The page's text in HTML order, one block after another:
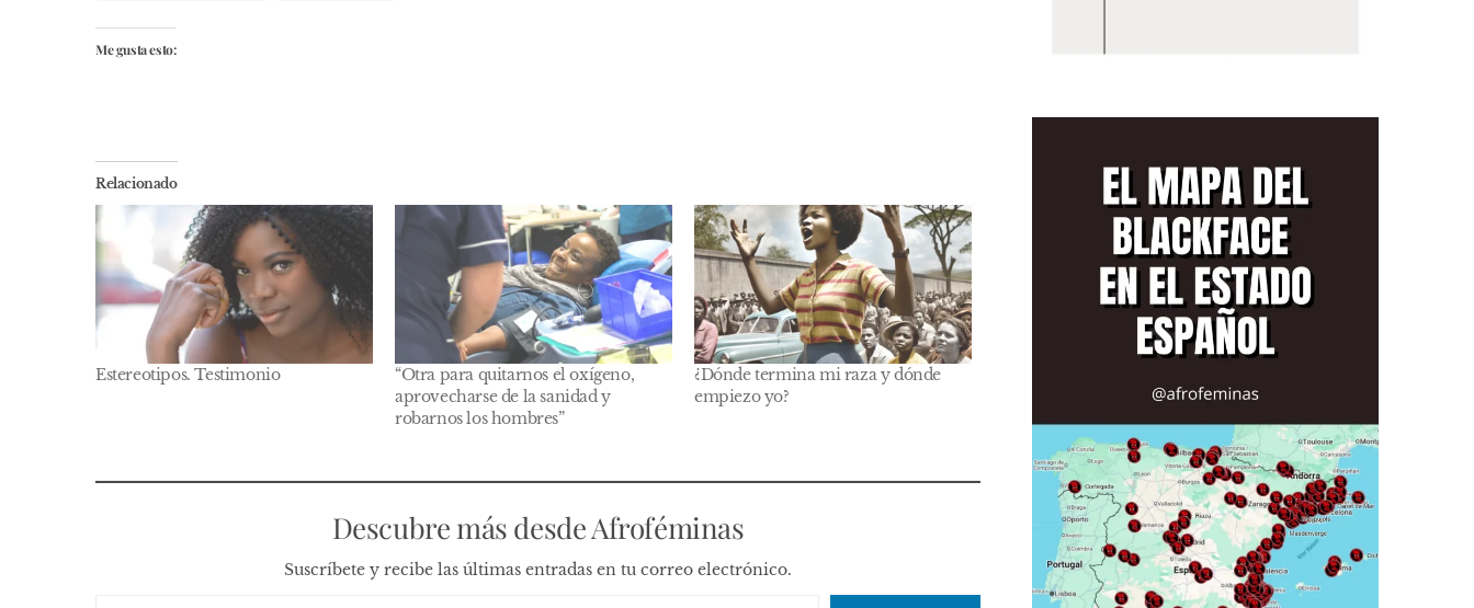
Me gusta esto:
Relacionado
Estereotipos. Testimonio
“Otra para quitarnos el oxígeno,
aprovecharse de la sanidad y
robarnos los hombres”
¿Dónde termina mi raza y dónde
empiezo yo?
Descubre más desde Afroféminas
Suscríbete y recibe las últimas entradas en tu correo electrónico.